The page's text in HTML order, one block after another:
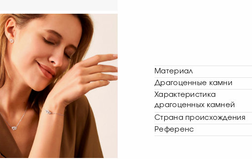
Материал
Драгоценные камни
Характеристика
драгоценных камней
Страна происхождения
Референс